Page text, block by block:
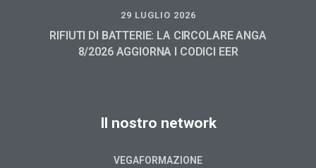
29 LUGLIO 2026
RIFIUTI DI BATTERIE: LA CIRCOLARE ANGA
8/2026 AGGIORNA I CODICI EER
Il nostro network
VEGAFORMAZIONE